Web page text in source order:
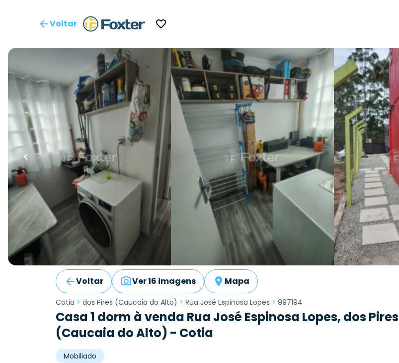
Voltar
Voltar Ver 16 imagens Mapa
Cotia > dos Pires (Caucaia do Alto) > Rua José Espinosa Lopes > 997194
Casa 1 dorm à venda Rua José Espinosa Lopes, dos Pires
(Caucaia do Alto) - Cotia
Mobiliado